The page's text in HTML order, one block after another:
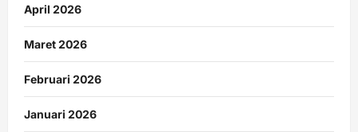
April 2026
Maret 2026
Februari 2026
Januari 2026